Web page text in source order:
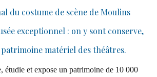
du costume de scène de Moulins
exceptionnel : on y sont conserve,
patrimoine matériel des théâtres.
étudie et expose un patrimoine de 10 000